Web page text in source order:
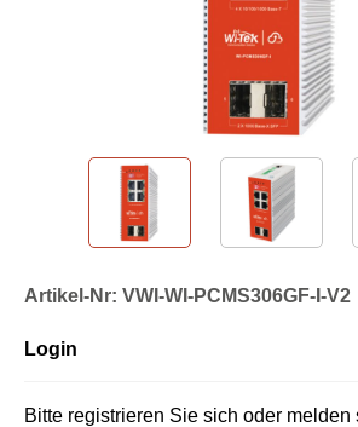
Artikel-Nr: VWI-WI-PCMS306GF-I-V2
Login
Bitte registrieren Sie sich oder melden